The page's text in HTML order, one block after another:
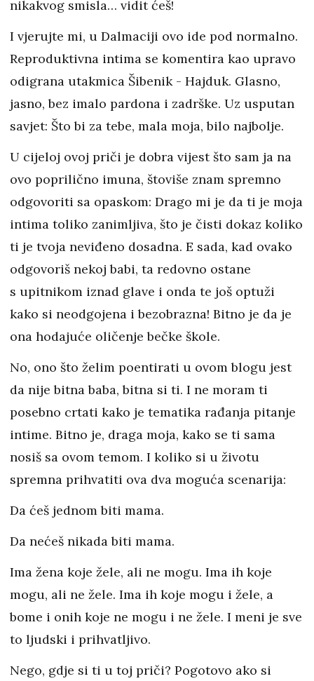
nikakvog smisla… vidit ćeš!
I vjerujte mi, u Dalmaciji ovo ide pod normalno.
Reproduktivna intima se komentira kao upravo
odigrana utakmica Šibenik - Hajduk. Glasno,
jasno, bez imalo pardona i zadrške. Uz usputan
savjet: Što bi za tebe, mala moja, bilo najbolje.
U cijeloj ovoj priči je dobra vijest što sam ja na
ovo poprilično imuna, štoviše znam spremno
odgovoriti sa opaskom: Drago mi je da ti je moja
intima toliko zanimljiva, što je čisti dokaz koliko
ti je tvoja neviđeno dosadna. E sada, kad ovako
odgovoriš nekoj babi, ta redovno ostane
s upitnikom iznad glave i onda te još optuži
kako si neodgojena i bezobrazna! Bitno je da je
ona hodajuće oličenje bečke škole.
No, ono što želim poentirati u ovom blogu jest
da nije bitna baba, bitna si ti. I ne moram ti
posebno crtati kako je tematika rađanja pitanje
intime. Bitno je, draga moja, kako se ti sama
nosiš sa ovom temom. I koliko si u životu
spremna prihvatiti ova dva moguća scenarija:
Da ćeš jednom biti mama.
Da nećeš nikada biti mama.
Ima žena koje žele, ali ne mogu. Ima ih koje
mogu, ali ne žele. Ima ih koje mogu i žele, a
bome i onih koje ne mogu i ne žele. I meni je sve
to ljudski i prihvatljivo.
Nego, gdje si ti u toj priči? Pogotovo ako si